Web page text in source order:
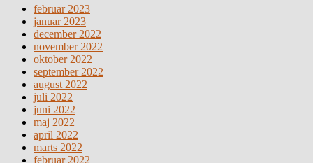
februar 2023
januar 2023
december 2022
november 2022
oktober 2022
september 2022
august 2022
juli 2022
juni 2022
maj 2022
april 2022
marts 2022
februar 2022